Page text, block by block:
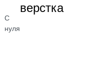
С
нуля
верстка